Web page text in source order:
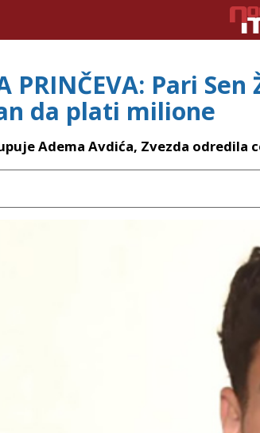
PRINČEVA: Pari
da plati milione
Adema Avdića, Zvezda odredila